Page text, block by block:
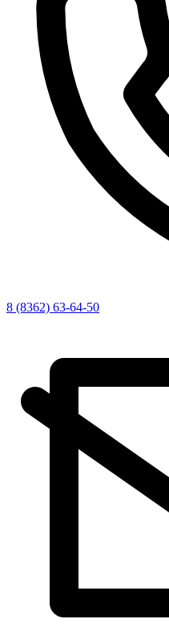
8 (8362) 63-64-50